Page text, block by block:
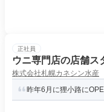
正社員
ウニ専門店の店舗ス
株式会社札幌カネシン水産
昨年6月に狸小路に